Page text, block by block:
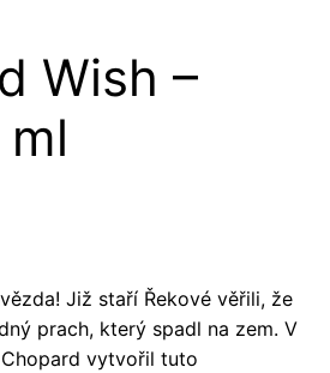
Wish –
Již staří Řekové věřili, že
prach, který spadl na zem. V
vytvořil tuto